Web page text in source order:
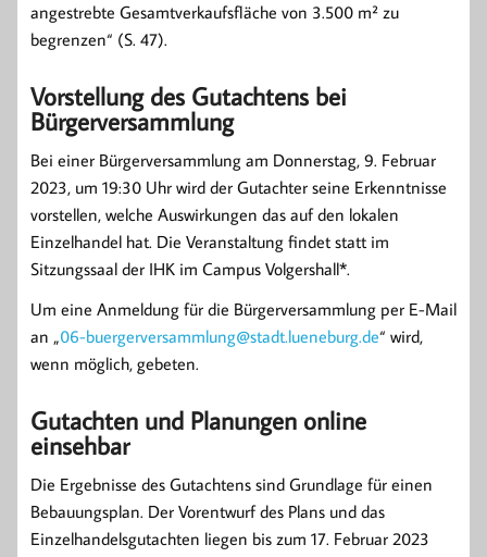
angestrebte Gesamtverkaufsfläche von 3.500 m² zu
begrenzen“ (S. 47).
Vorstellung des Gutachtens bei
Bürgerversammlung
Bei einer Bürgerversammlung am Donnerstag, 9. Februar
2023, um 19:30 Uhr wird der Gutachter seine Erkenntnisse
vorstellen, welche Auswirkungen das auf den lokalen
Einzelhandel hat. Die Veranstaltung findet statt im
Sitzungssaal der IHK im Campus Volgershall*.
Um eine Anmeldung für die Bürgerversammlung per E-Mail
an „06-buergerversammlung@stadt.lueneburg.de“ wird,
wenn möglich, gebeten.
Gutachten und Planungen online
einsehbar
Die Ergebnisse des Gutachtens sind Grundlage für einen
Bebauungsplan. Der Vorentwurf des Plans und das
Einzelhandelsgutachten liegen bis zum 17. Februar 2023